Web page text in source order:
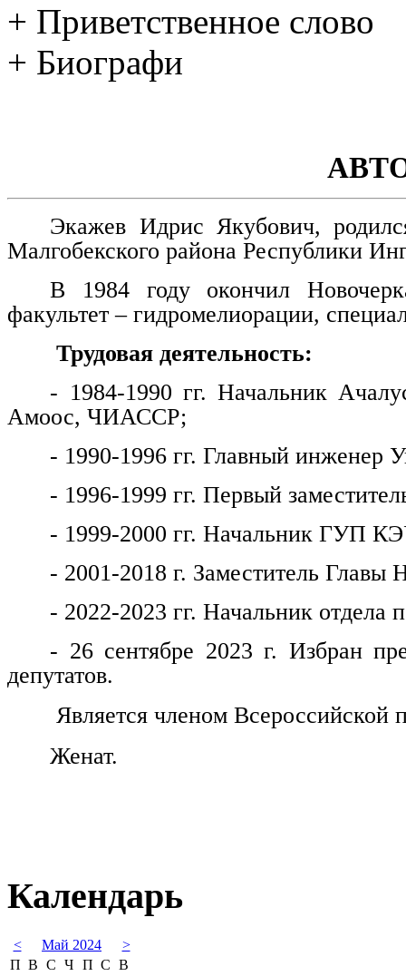
+ Приветственное слово
+ Биографи
Экажев Идрис Якубович,
Малгобекского района Республики
В 1984 году окончил
факультет – гидромелиорации,
Трудовая деятельность:
- 1984-1990 гг. Начальник
Амоос, ЧИАССР;
- 1990-1996 гг. Главный
- 1996-1999 гг. Первый
- 1999-2000 гг. Начальник ГУП
- 2001-2018 г. Заместитель Главы
- 2022-2023 гг. Начальник
- 26 сентябре 2023 г. Избран
депутатов.
Является членом Всероссийской
Женат.
Календарь
< Май 2024
>
П В С Ч П С В